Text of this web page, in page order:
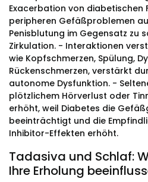
Exacerbation von diabetischen
peripheren Gefäßproblemen
Penisblutung im Gegensatz zu
Zirkulation. - Interaktionen
wie Kopfschmerzen, Spülung,
Rückenschmerzen, verstärkt
autonome Dysfunktion. -
plötzlichem Hörverlust oder
erhöht, weil Diabetes die
beeinträchtigt und die
Inhibitor-Effekten erhöht.
Tadasiva und Schlaf:
Ihre Erholung